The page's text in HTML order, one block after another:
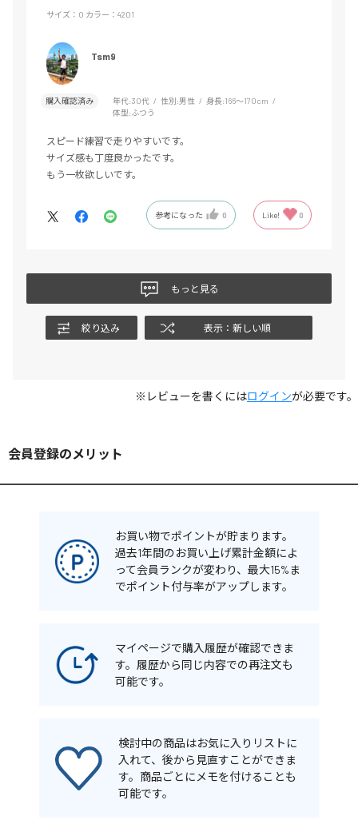
サイズ：O カラー：4201
Tsm9
購入確認済み 年代:30代 性別:男性 身長:166～170cm
体型:ふつう
スピード練習で走りやすいです。
サイズ感も丁度良かったです。
もう一枚欲しいです。
参考になった 0 Like! 0
もっと見る
絞り込み 表示：新しい順
※レビューを書くにはログインが必要です。
会員登録のメリット
お買い物でポイントが貯まります。
過去1年間のお買い上げ累計金額によ
って会員ランクが変わり、最大15%ま
でポイント付与率がアップします。
マイページで購入履歴が確認できま
す。履歴から同じ内容での再注文も
可能です。
検討中の商品はお気に入りリストに
入れて、後から見直すことができま
す。商品ごとにメモを付けることも
可能です。